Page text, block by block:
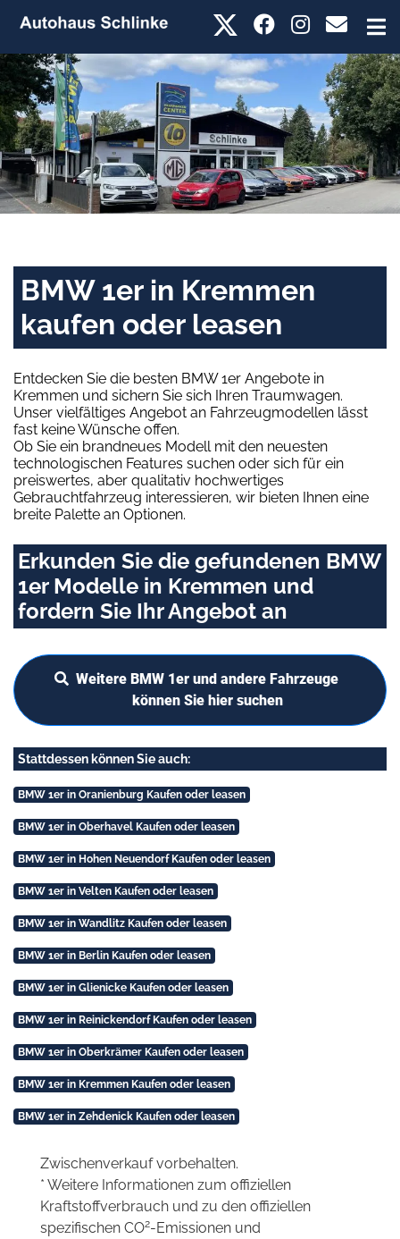
BMW 1er in Kremmen
kaufen oder leasen
Entdecken Sie die besten BMW 1er Angebote in
Kremmen und sichern Sie sich Ihren Traumwagen.
Unser vielfältiges Angebot an Fahrzeugmodellen lässt
fast keine Wünsche offen.
Ob Sie ein brandneues Modell mit den neuesten
technologischen Features suchen oder sich für ein
preiswertes, aber qualitativ hochwertiges
Gebrauchtfahrzeug interessieren, wir bieten Ihnen eine
breite Palette an Optionen.
Erkunden Sie die gefundenen BMW
1er Modelle in Kremmen und
fordern Sie Ihr Angebot an
Weitere BMW 1er und andere Fahrzeuge
können Sie hier suchen
Stattdessen können Sie auch:
BMW 1er in Oranienburg Kaufen oder leasen
BMW 1er in Oberhavel Kaufen oder leasen
BMW 1er in Hohen Neuendorf Kaufen oder leasen
BMW 1er in Velten Kaufen oder leasen
BMW 1er in Wandlitz Kaufen oder leasen
BMW 1er in Berlin Kaufen oder leasen
BMW 1er in Glienicke Kaufen oder leasen
BMW 1er in Reinickendorf Kaufen oder leasen
BMW 1er in Oberkrämer Kaufen oder leasen
BMW 1er in Kremmen Kaufen oder leasen
BMW 1er in Zehdenick Kaufen oder leasen
Zwischenverkauf vorbehalten.
* Weitere Informationen zum offiziellen
Kraftstoffverbrauch und zu den offiziellen
spezifischen CO2-Emissionen und